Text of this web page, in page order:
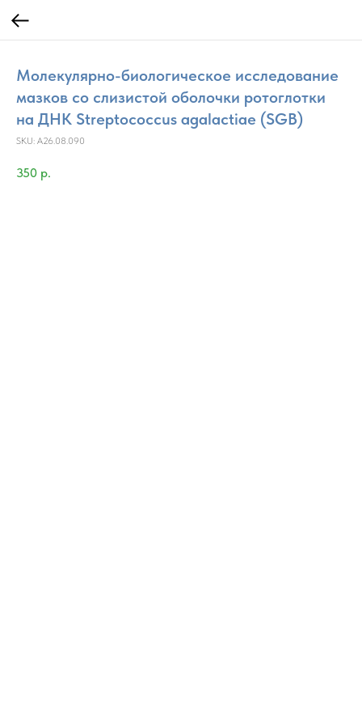
Молекулярно-биологическое исследование
мазков со слизистой оболочки ротоглотки
на ДНК Streptococcus agalactiae (SGB)
SKU: A26.08.090
350 р.